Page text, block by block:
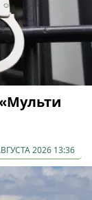
2026 13:36